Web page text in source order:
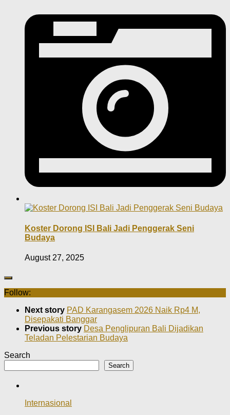
Koster Dorong ISI Bali Jadi Penggerak Seni
Budaya
August 27, 2025
Follow:
Next story PAD Karangasem 2026 Naik Rp4 M,
Disepakati Banggar
Previous story Desa Penglipuran Bali Dijadikan
Teladan Pelestarian Budaya
Search
Search
Internasional